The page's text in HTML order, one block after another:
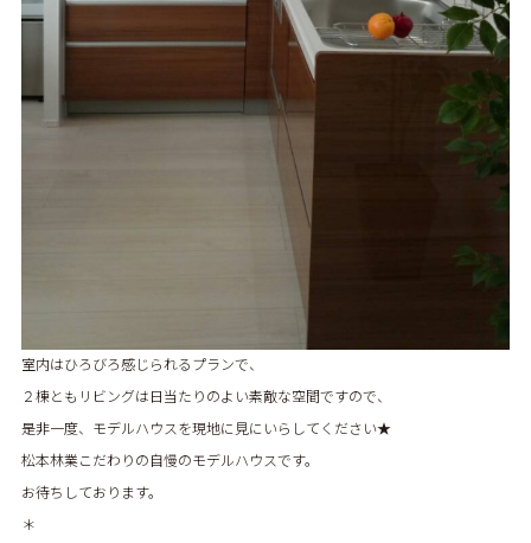
室内はひろびろ感じられるプランで、
２棟ともリビングは日当たりのよい素敵な空間ですので、
是非一度、モデルハウスを現地に見にいらしてください★
松本林業こだわりの自慢のモデルハウスです。
お待ちしております。
＊